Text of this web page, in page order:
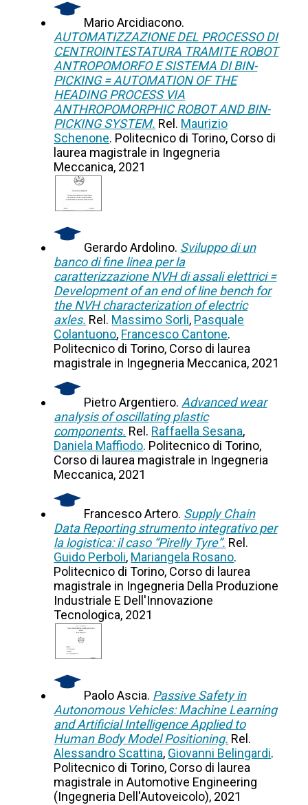
Mario Arcidiacono.
AUTOMATIZZAZIONE DEL PROCESSO DI
CENTROINTESTATURA TRAMITE ROBOT
ANTROPOMORFO E SISTEMA DI BIN-
PICKING = AUTOMATION OF THE
HEADING PROCESS VIA
ANTHROPOMORPHIC ROBOT AND BIN-
PICKING SYSTEM. Rel. Maurizio
Schenone. Politecnico di Torino, Corso di
laurea magistrale in Ingegneria
Meccanica, 2021
Gerardo Ardolino. Sviluppo di un
banco di fine linea per la
caratterizzazione NVH di assali elettrici =
Development of an end of line bench for
the NVH characterization of electric
axles. Rel. Massimo Sorli, Pasquale
Colantuono, Francesco Cantone.
Politecnico di Torino, Corso di laurea
magistrale in Ingegneria Meccanica, 2021
Pietro Argentiero. Advanced wear
analysis of oscillating plastic
components. Rel. Raffaella Sesana,
Daniela Maffiodo. Politecnico di Torino,
Corso di laurea magistrale in Ingegneria
Meccanica, 2021
Francesco Artero. Supply Chain
Data Reporting strumento integrativo per
la logistica: il caso “Pirelly Tyre”. Rel.
Guido Perboli, Mariangela Rosano.
Politecnico di Torino, Corso di laurea
magistrale in Ingegneria Della Produzione
Industriale E Dell'Innovazione
Tecnologica, 2021
Paolo Ascia. Passive Safety in
Autonomous Vehicles: Machine Learning
and Artificial Intelligence Applied to
Human Body Model Positioning. Rel.
Alessandro Scattina, Giovanni Belingardi.
Politecnico di Torino, Corso di laurea
magistrale in Automotive Engineering
(Ingegneria Dell'Autoveicolo), 2021